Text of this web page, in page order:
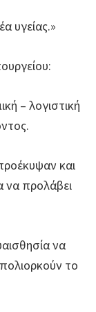
υγείας.»
– λογιστική
και
να προλάβει
να
το